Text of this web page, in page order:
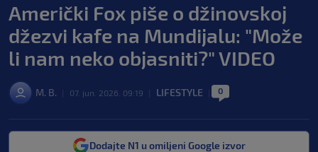
Američki Fox piše o džinovskoj
džezvi kafe na Mundijalu: "Može
li nam neko objasniti?" VIDEO
M. B. 07. jun. 2026. 09:19 LIFESTYLE 0
Dodajte N1 u omiljeni Google izvor